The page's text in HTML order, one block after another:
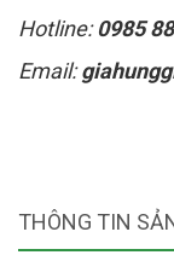
Hotline:0985
Email:
THÔNG TIN